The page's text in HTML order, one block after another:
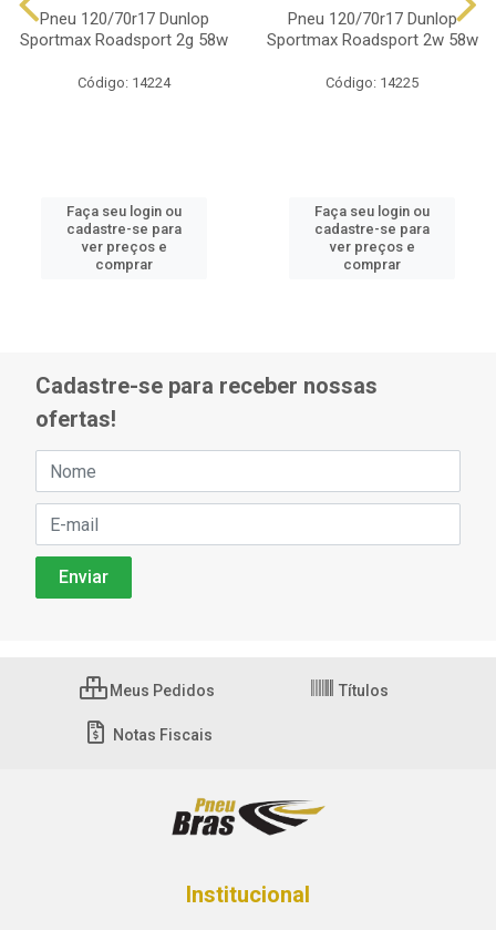
Pneu 120/70r17 Dunlop
Sportmax Roadsport 2g 58w
Código: 14224
Faça seu login ou
cadastre-se para
ver preços e
comprar
Pneu 120/70r17 Dunlop
Sportmax Roadsport 2w 58w
Código: 14225
Faça seu login ou
cadastre-se para
ver preços e
comprar
Cadastre-se para receber nossas
ofertas!
Meus Pedidos Títulos
Notas Fiscais
Institucional